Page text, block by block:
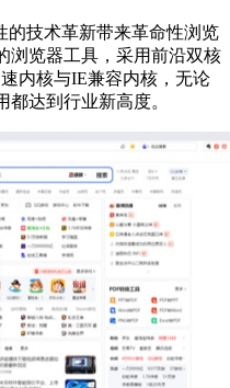
的技术革新带来革命性浏览
浏览器工具，采用前沿双核
内核与IE兼容内核，无论
达到行业新高度。